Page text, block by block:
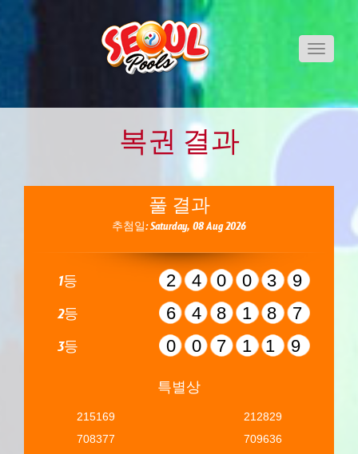
Toggle
복권 결과
풀 결과
추첨일: Saturday, 08 Aug 2026
1등 240039
2등 648187
3등 007119
특별상
215169
708377
212829
709636